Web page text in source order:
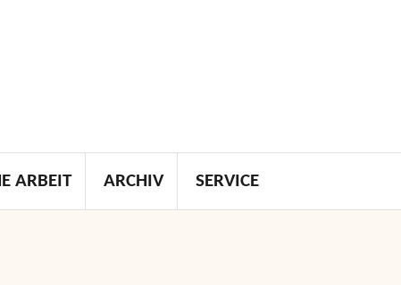
ARBEIT ARCHIV SERVICE